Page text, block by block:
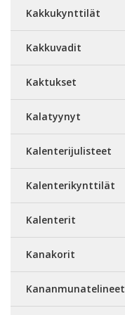
Kakkukynttilät
Kakkuvadit
Kaktukset
Kalatyynyt
Kalenterijulisteet
Kalenterikynttilät
Kalenterit
Kanakorit
Kananmunatelineet